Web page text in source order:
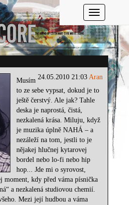
Toggle
24.05.2010 21:03Aran
Musím
to ze sebe vypsat, dokud je to
ještě čerstvý. Ale jak? Tahle
deska je naprostá, čistá,
nezkalená krása. Miluju, když
je muzika úplně NAHÁ – a
nezáleží na tom, jestli to je
nějakej hlučnej kytarovej
bordel nebo lo-fi nebo hip
hop... Jde mi o syrovost,
moment, kdy před váma písnička
a nezkalená studiovou chemií.
Mezi její hudbou a váma